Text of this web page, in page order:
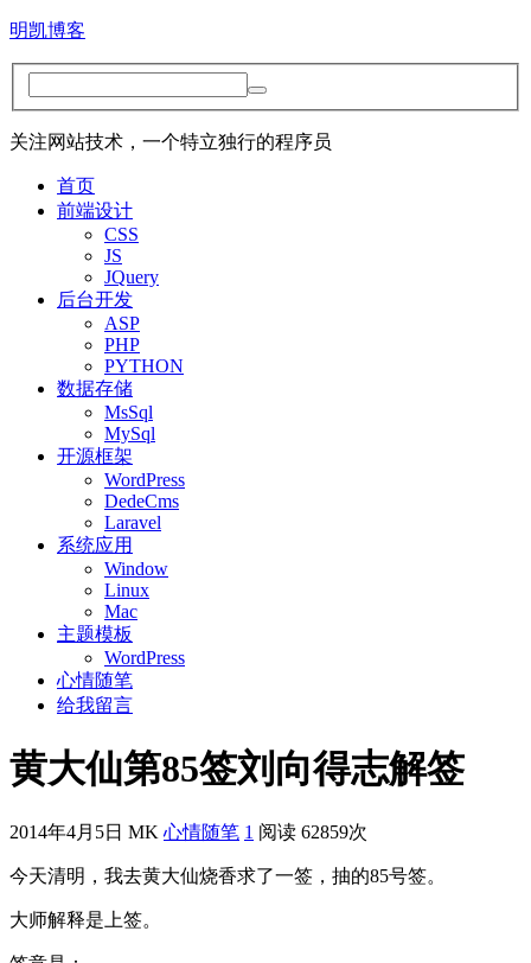
明凯博客
关注网站技术，一个特立独行的程序员
首页
前端设计
CSS
JS
JQuery
后台开发
ASP
PHP
PYTHON
数据存储
MsSql
MySql
开源框架
WordPress
DedeCms
Laravel
系统应用
Window
Linux
Mac
主题模板
WordPress
心情随笔
给我留言
黄大仙第85签刘向得志解签
2014年4月5日 MK 心情随笔 1 阅读 62859次
今天清明，我去黄大仙烧香求了一签，抽的85号签。
大师解释是上签。